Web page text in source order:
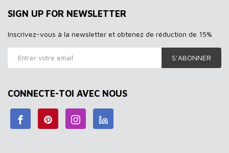
SIGN UP FOR NEWSLETTER
Inscrivez-vous à la newsletter et obtenez de réduction de 15%
S’ABONNER
CONNECTE-TOI AVEC NOUS